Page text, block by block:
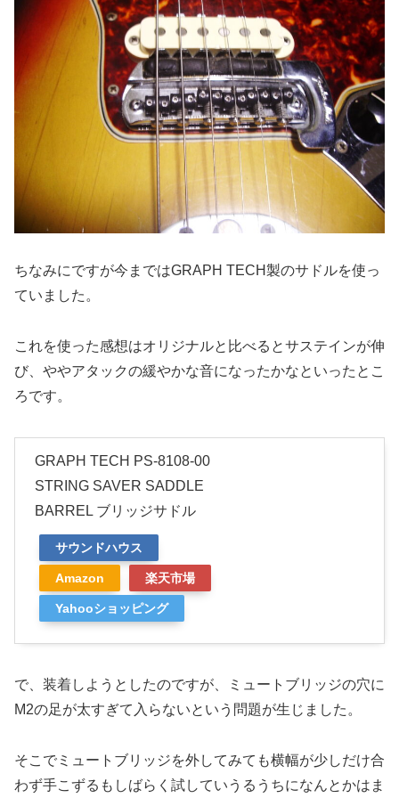
ちなみにですが今まではGRAPH TECH製のサドルを使っ
ていました。
これを使った感想はオリジナルと比べるとサステインが伸
び、ややアタックの緩やかな音になったかなといったとこ
ろです。
GRAPH TECH PS-8108-00
STRING SAVER SADDLE
BARREL ブリッジサドル
サウンドハウス
Amazon 楽天市場
Yahooショッピング
で、装着しようとしたのですが、ミュートブリッジの穴に
M2の足が太すぎて入らないという問題が生じました。
そこでミュートブリッジを外してみても横幅が少しだけ合
わず手こずるもしばらく試していうるうちになんとかはま